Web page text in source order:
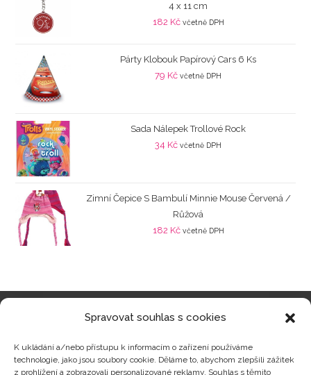
Spravovat souhlas s cookies
K ukládání a/nebo přístupu k informacím o zařízení používáme
technologie, jako jsou soubory cookie. Děláme to, abychom zlepšili zážitek
z prohlížení a zobrazovali personalizované reklamy. Souhlas s těmito
4 x 11 cm
182 Kč včetně DPH
Párty Klobouk Papírový Cars 6 Ks
79 Kč včetně DPH
Sada Nálepek Trollové Rock
34 Kč včetně DPH
Zimní Čepice S Bambulí Minnie Mouse Červená /
Růžová
182 Kč včetně DPH